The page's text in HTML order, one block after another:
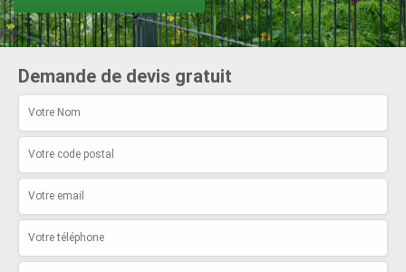
Demande de devis gratuit